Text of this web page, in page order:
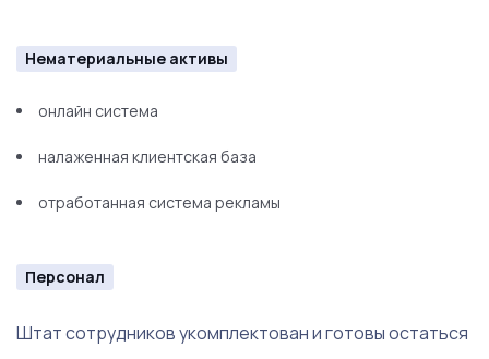
Нематериальные активы
онлайн система
налаженная клиентская база
отработанная система рекламы
Персонал
Штат сотрудников укомплектован и готовы остаться